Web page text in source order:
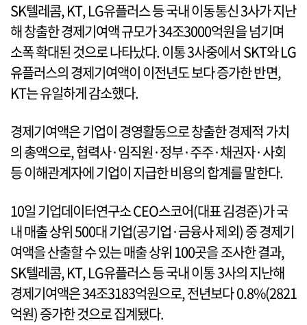
SK텔레콤, KT, LG유플러스 등 국내 이동통신 3사가 지난
해 창출한 경제기여액 규모가 34조3000억원을 넘기며
소폭 확대된 것으로 나타났다. 이통 3사중에서 SKT와 LG
유플러스의 경제기여액이 이전년도 보다 증가한 반면,
KT는 유일하게 감소했다.
경제기여액은 기업이 경영활동으로 창출한 경제적 가치
의 총액으로, 협력사·임직원·정부·주주·채권자·사회
등 이해관계자에 기업이 지급한 비용의 합계를 말한다.
10일 기업데이터연구소 CEO스코어(대표 김경준)가 국
내 매출 상위 500대 기업(공기업·금융사 제외) 중 경제기
여액을 산출할 수 있는 매출 상위 100곳을 조사한 결과,
SK텔레콤, KT, LG유플러스 등 국내 이통 3사의 지난해
경제기여액은 34조3183억원으로, 전년보다 0.8%(2821
억원) 증가한 것으로 집계됐다.